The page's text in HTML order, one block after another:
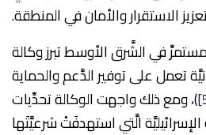
الاستقرار والأمان في المنطقة.
في الشَّرق الأوسط تبرز وكالة
تعمل على توفير الدَّعم والحماية
)، ومع ذلك واجهت الوكالة تحدِّيات
الَّتي استهدفَتْ شرعيَّتَها